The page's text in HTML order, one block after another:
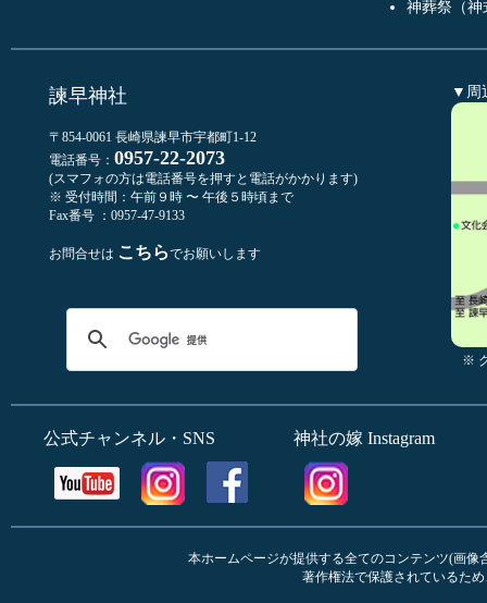
神葬祭（神
諫早神社
〒854-0061 長崎県諫早市宇都町1-12
電話番号： 0957-22-2073
(スマフォの方は電話番号を押すと電話がかかります)
※ 受付時間：午前９時 〜 午後５時頃まで
Fax番号 ：0957-47-9133
お問合せは こちらでお願いします
▼周
※
公式チャンネル・SNS 神社の嫁 Instagram
本ホームページが提供する全てのコンテンツ(画
著作権法で保護されているた